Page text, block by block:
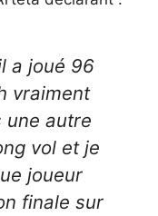
a joué 96
vraiment
une autre
vol et je
joueur
finale sur